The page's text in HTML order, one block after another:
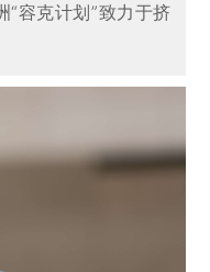
“容克计划”致力于挤